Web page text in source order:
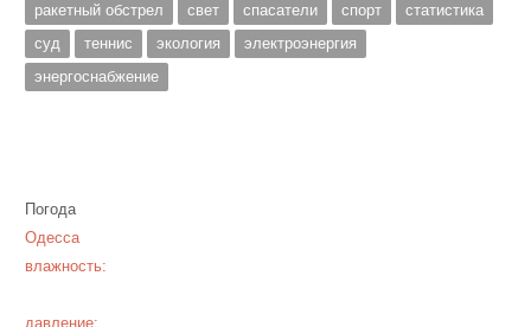
ракетный обстрел
свет спасатели спорт
статистика
суд
теннис экология
электроэнергия
энергоснабжение
Погода
Одесса
влажность:
давление: